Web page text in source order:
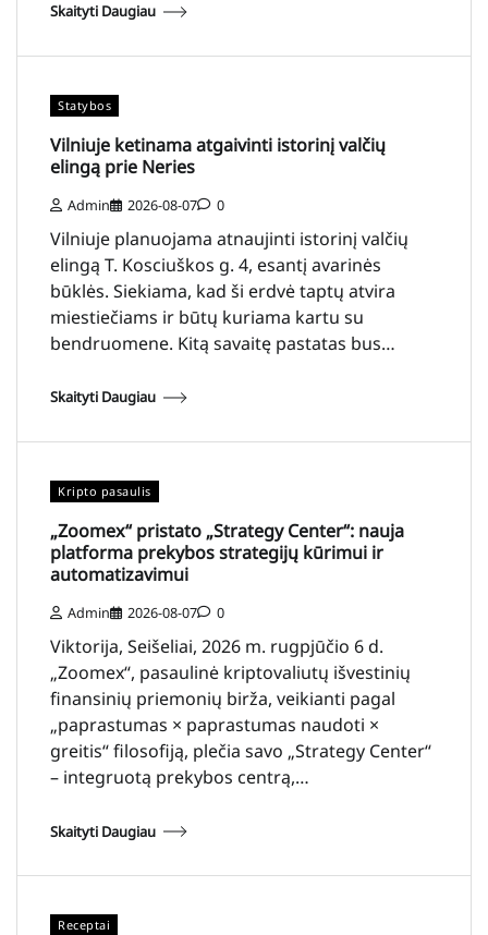
Skaityti Daugiau
Statybos
Vilniuje ketinama atgaivinti istorinį valčių
elingą prie Neries
Admin 2026-08-07 0
Vilniuje planuojama atnaujinti istorinį valčių
elingą T. Kosciuškos g. 4, esantį avarinės
būklės. Siekiama, kad ši erdvė taptų atvira
miestiečiams ir būtų kuriama kartu su
bendruomene. Kitą savaitę pastatas bus…
Skaityti Daugiau
Kripto pasaulis
„Zoomex“ pristato „Strategy Center“: nauja
platforma prekybos strategijų kūrimui ir
automatizavimui
Admin 2026-08-07 0
Viktorija, Seišeliai, 2026 m. rugpjūčio 6 d.
„Zoomex“, pasaulinė kriptovaliutų išvestinių
finansinių priemonių birža, veikianti pagal
„paprastumas × paprastumas naudoti ×
greitis“ filosofiją, plečia savo „Strategy Center“
– integruotą prekybos centrą,…
Skaityti Daugiau
Receptai